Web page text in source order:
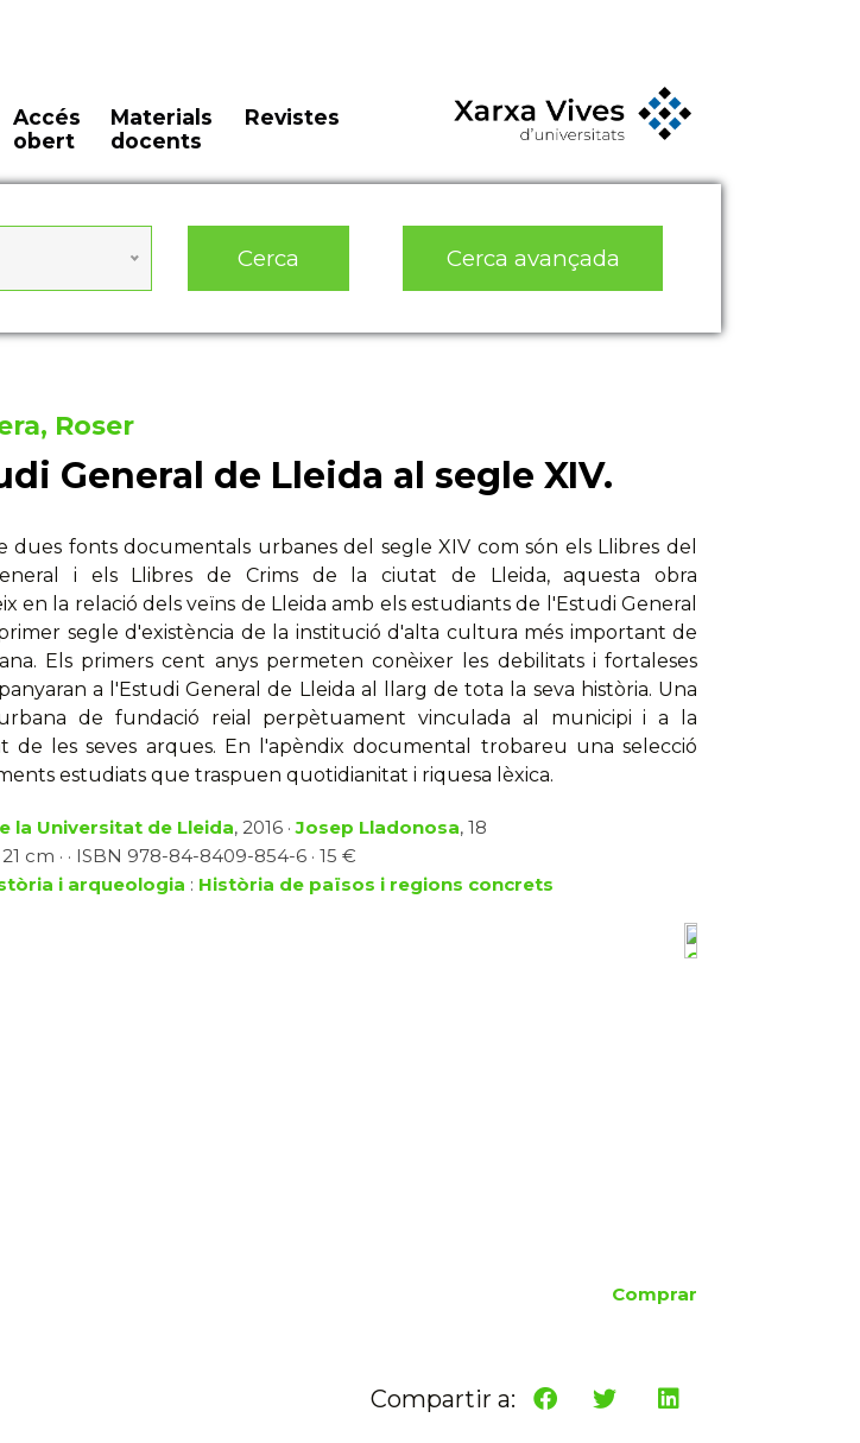
Accés
obert
Materials
docents
Revistes
Cerca Cerca avançada
Roser
General de Lleida al segle XIV.
dues fonts documentals urbanes del segle XIV com són els Llibres del
i els Llibres de Crims de la ciutat de Lleida, aquesta obra
en la relació dels veïns de Lleida amb els estudiants de l'Estudi General
segle d'existència de la institució d'alta cultura més important de
Els primers cent anys permeten conèixer les debilitats i fortaleses
a l'Estudi General de Lleida al llarg de tota la seva història. Una
de fundació reial perpètuament vinculada al municipi i a la
de les seves arques. En l'apèndix documental trobareu una selecció
estudiats que traspuen quotidianitat i riquesa lèxica.
la Universitat de Lleida, 2016 ·Josep Lladonosa, 18
21 cm · · ISBN 978-84-8409-854-6 · 15 €
i arqueologia : Història de països i regions concrets
Comprar
Compartir a: